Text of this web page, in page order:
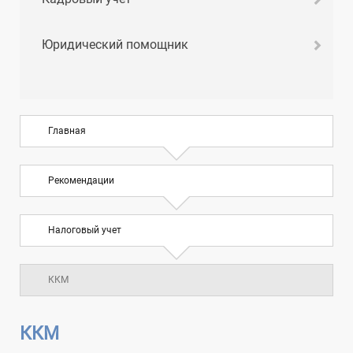
Юридический помощник
Главная
Рекомендации
Налоговый учет
ККМ
ККМ